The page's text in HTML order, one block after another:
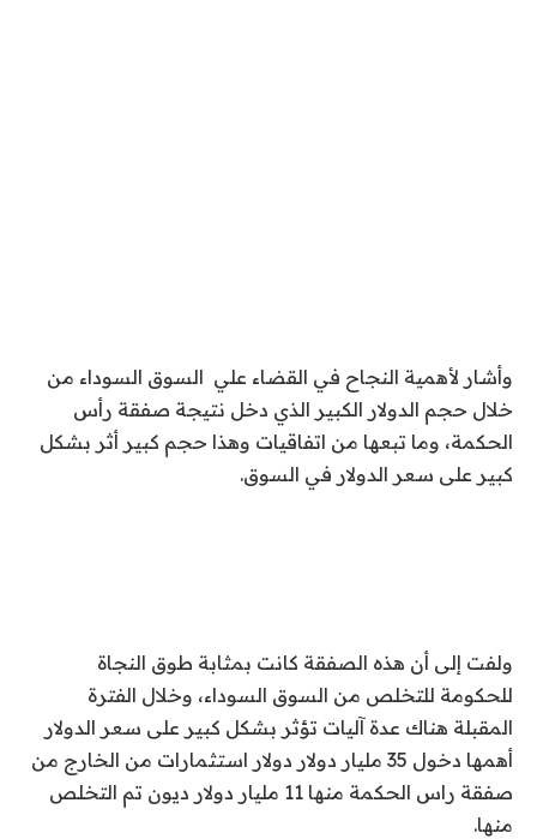
وأشار لأهمية النجاح في القضاء علي السوق السوداء من
خلال حجم الدولار الكبير الذي دخل نتيجة صفقة رأس
الحكمة، وما تبعها من اتفاقيات وهذا حجم كبير أثر بشكل
كبير على سعر الدولار في السوق.
ولفت إلى أن هذه الصفقة كانت بمثابة طوق النجاة
للحكومة للتخلص من السوق السوداء، وخلال الفترة
المقبلة هناك عدة آليات تؤثر بشكل كبير على سعر الدولار
أهمها دخول 35 مليار دولار دولار استثمارات من الخارج من
صفقة راس الحكمة ‏منها 11 مليار دولار ديون تم التخلص
منها.